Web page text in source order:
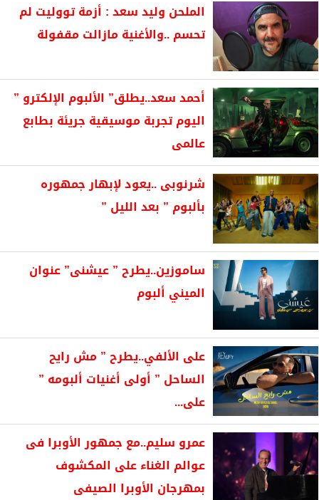
الملحن وليد سعد : أزمة تووليت لم
تحسم ..والأغنية مازالت مقفولة
أحمد سعد..يطلق” الألبوم الإلكترو ”
اليوم تجربة موسيقية جريئة بطابع
عالمى
شرنوبى ..يعود لإبهار جمهوره
بألبوم ” بعد الليل ”
ساموزين..يطرح ” عيشنى” عنوان
الميني ألبوم
على الألفي..يطرح ” مش رايح
الساحل ” أولى أغنيات ألبومه ”
على...
عمرو سليم..مع جمهور الأوبرا فى
عوالم الغناء على المكشوف
بمهرجان الأوبرا الصيفى